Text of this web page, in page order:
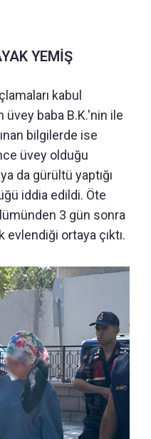
YEMİŞ
kabul
baba B.K.'nin ile
bilgilerde ise
üvey olduğu
da gürültü yaptığı
iddia edildi. Öte
3 gün sonra
evlendiği ortaya çıktı.